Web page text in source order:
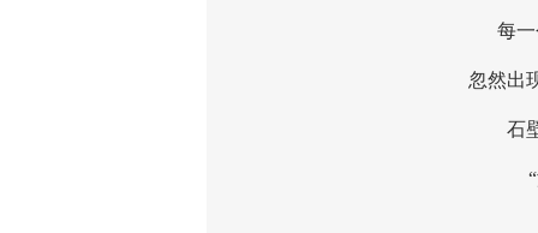
每一个
忽然出现
石壁
“海